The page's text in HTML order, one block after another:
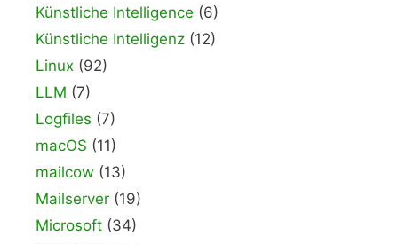
Künstliche Intelligence (6)
Künstliche Intelligenz (12)
Linux (92)
LLM (7)
Logfiles (7)
macOS (11)
mailcow (13)
Mailserver (19)
Microsoft (34)